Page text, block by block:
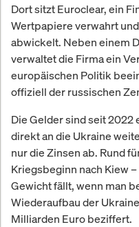
Dort sitzt Euroclear, ein
Wertpapiere verwahrt
abwickelt. Neben einem
verwaltet die Firma ein
europäischen Politik
offiziell der russischen
Die Gelder sind seit 2022
direkt an die Ukraine
nur die Zinsen ab. Rund
Kriegsbeginn nach Kiew
Gewicht fällt, wenn man
Wiederaufbau der
Milliarden Euro beziffert.